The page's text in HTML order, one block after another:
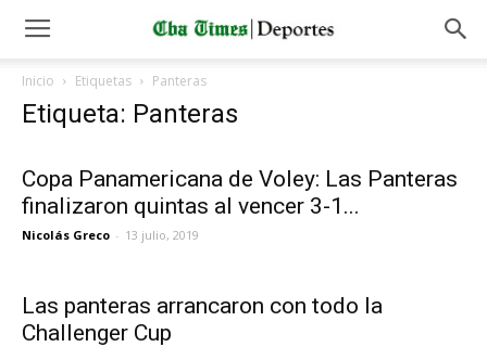
Inicio Etiquetas Panteras
Etiqueta: Panteras
Copa Panamericana de Voley: Las Panteras
finalizaron quintas al vencer 3-1...
Nicolás Greco - 13 julio, 2019
Las panteras arrancaron con todo la
Challenger Cup